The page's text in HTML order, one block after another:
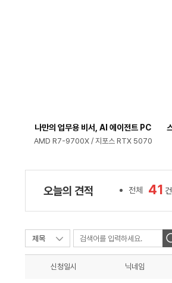
나만의 업무용 비서, AI 에이전트 PC
AMD R7-9700X / 지포스 RTX 5070
오늘의 견적 전체 41 건
신청일시 닉네임